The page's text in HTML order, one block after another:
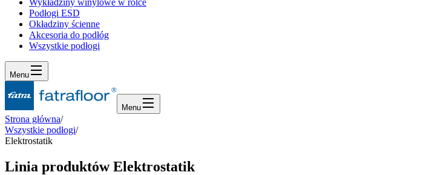
Wykładziny winylowe w rolce
Podłogi ESD
Okładziny ścienne
Akcesoria do podłóg
Wszystkie podłogi
Menu
Menu
Strona główna/
Wszystkie podłogi/
Elektrostatik
Linia produktów Elektrostatik